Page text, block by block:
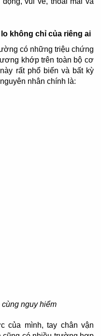
không chỉ của riêng ai
có những triệu chứng
khớp trên toàn bộ cơ
rất phổ biến và bất kỳ
nhân chính là:
nguy hiểm
của mình, tay chân vận